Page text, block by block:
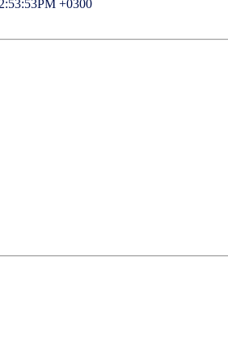
+0300